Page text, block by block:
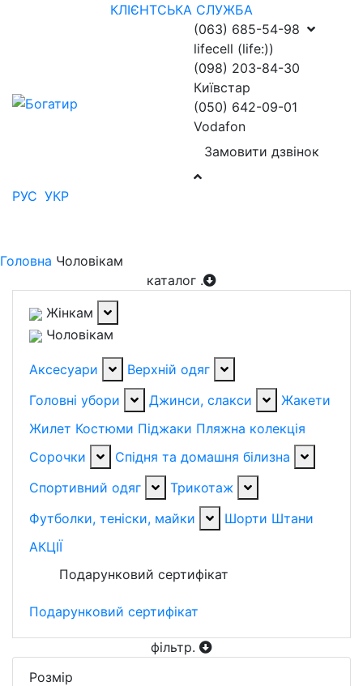
КЛІЄНТСЬКА СЛУЖБА
(063) 685-54-98
lifecell (life:))
(098) 203-84-30
Київстар
(050) 642-09-01
Vodafon
Замовити дзвінок
РУС УКР
Головна Чоловікам
каталог .
Жінкам
Чоловікам
Аксесуари
Верхній одяг
Головні убори
Джинси, слакси
Жакети
Жилет Костюми Піджаки Пляжна колекція
Сорочки
Спідня та домашня білизна
Спортивний одяг
Трикотаж
Футболки, теніски, майки
Шорти Штани
АКЦІЇ
Подарунковий сертифікат
Подарунковий сертифікат
фільтр.
Розмiр